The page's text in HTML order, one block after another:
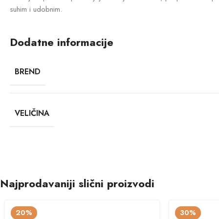
suhim i udobnim.
Dodatne informacije
BREND
VELIČINA
Najprodavaniji slični proizvodi
20% 30%